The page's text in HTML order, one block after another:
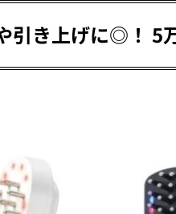
引き上げに◎！ 5